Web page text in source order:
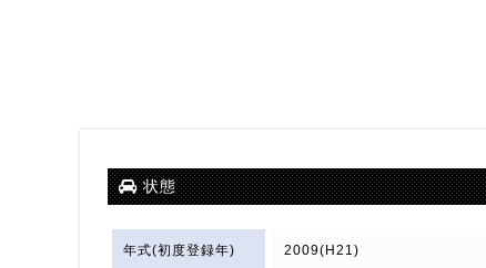
状態
年式(初度登録年) 2009(H21)